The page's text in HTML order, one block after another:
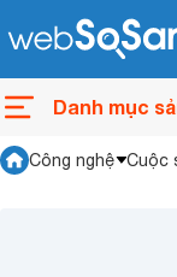
Danh mục
Công nghệ Cuộc